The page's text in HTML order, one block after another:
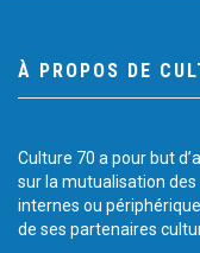
À PROPOS DE
Culture 70 a pour but
sur la mutualisation
internes ou
de ses partenaires